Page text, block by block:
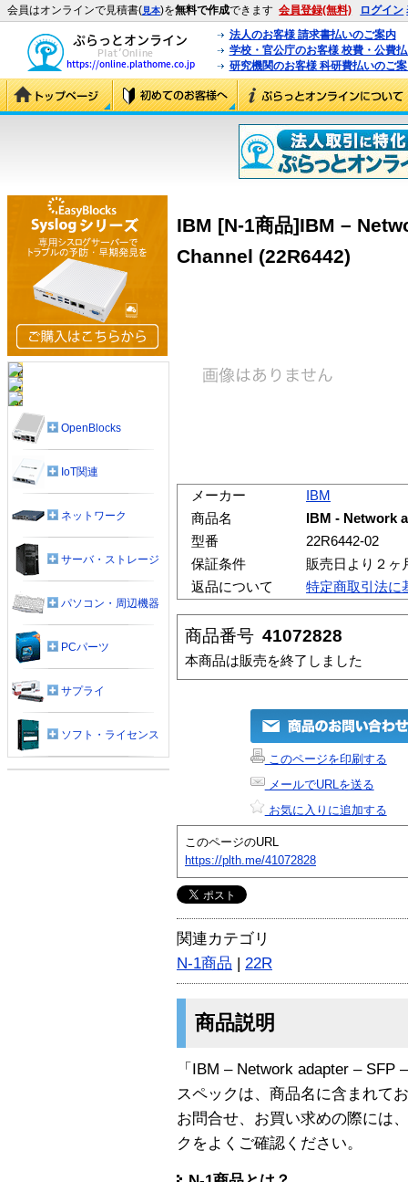
会員はオンラインで見積書(見本)を無料で作成できます 会員登録(無料) ログイン
法人のお客様 請求書払いのご案内
学校・官公庁のお客様 校費・公費
研究機関のお客様 科研費払いのご
IBM [N-1商品]IBM –
Channel (22R6442)
メーカー
IBM
商品名
IBM - Network
型番
22R6442-02
保証条件
販売日より２ヶ
返品について
特定商取引法に
商品番号 41072828
本商品は販売を終了しました
このページを印刷する
メールでURLを送る
お気に入りに追加する
このページのURL
https://plth.me/41072828
関連カテゴリ
N-1商品 | 22R
商品説明
「IBM – Network adapter – SFP
スペックは、商品名に含まれて
お問合せ、お買い求めの際には
クをよくご確認ください。
OpenBlocks
IoT関連
ネットワーク
サーバ・ストレージ
パソコン・周辺機器
PCパーツ
サプライ
ソフト・ライセンス